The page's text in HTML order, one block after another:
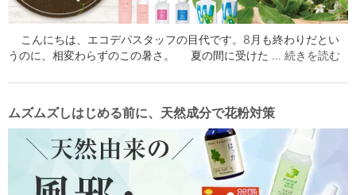
こんにちは、エコデパスタッフの目代です。8月も終わりだとい
うのに、相変わらずのこの暑さ。 夏の間に受けた … 続きを読む
ムズムズしはじめる前に、天然成分で花粉対策